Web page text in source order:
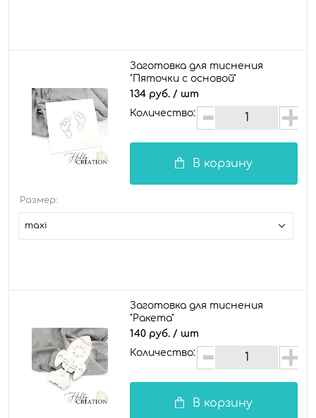
Заготовка для тиснения
"Пяточки с основой"
134 руб. / шт
Количество:
В корзину
Размер:
maxi
Заготовка для тиснения
"Ракета"
140 руб. / шт
Количество:
В корзину